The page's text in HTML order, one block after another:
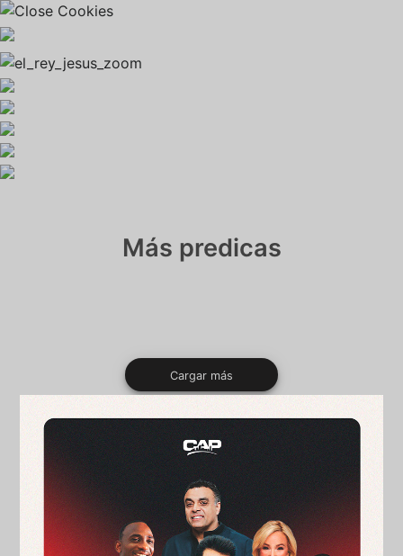
Más predicas
Cargar más